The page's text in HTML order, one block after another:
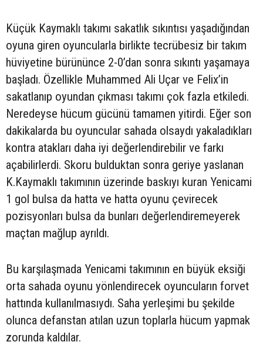
Küçük Kaymaklı takımı sakatlık sıkıntısı yaşadığından
oyuna giren oyuncularla birlikte tecrübesiz bir takım
hüviyetine bürününce 2-0’dan sonra sıkıntı yaşamaya
başladı. Özellikle Muhammed Ali Uçar ve Felix’in
sakatlanıp oyundan çıkması takımı çok fazla etkiledi.
Neredeyse hücum gücünü tamamen yitirdi. Eğer son
dakikalarda bu oyuncular sahada olsaydı yakaladıkları
kontra atakları daha iyi değerlendirebilir ve farkı
açabilirlerdi. Skoru bulduktan sonra geriye yaslanan
K.Kaymaklı takımının üzerinde baskıyı kuran Yenicami
1 gol bulsa da hatta ve hatta oyunu çevirecek
pozisyonları bulsa da bunları değerlendiremeyerek
maçtan mağlup ayrıldı.
Bu karşılaşmada Yenicami takımının en büyük eksiği
orta sahada oyunu yönlendirecek oyuncuların forvet
hattında kullanılmasıydı. Saha yerleşimi bu şekilde
olunca defanstan atılan uzun toplarla hücum yapmak
zorunda kaldılar.